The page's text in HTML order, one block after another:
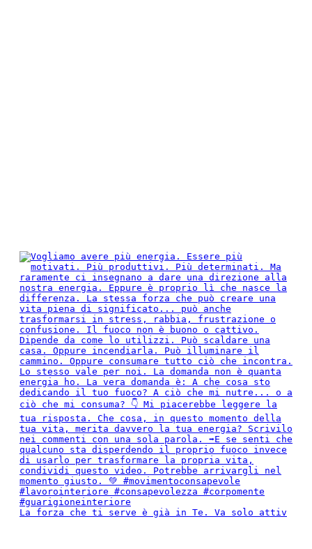
La forza che ti serve è già in Te. Va solo attiv